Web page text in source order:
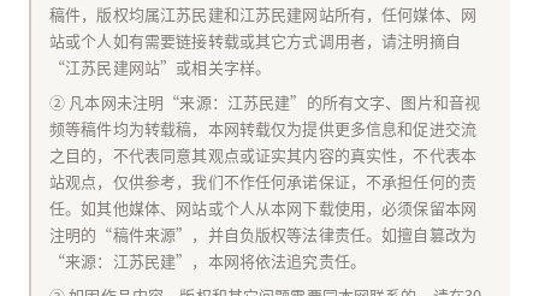
稿件，版权均属江苏民建和江苏民建网站所有，任何媒体、网
站或个人如有需要链接转载或其它方式调用者，请注明摘自
“江苏民建网站”或相关字样。
② 凡本网未注明“来源：江苏民建”的所有文字、图片和音视
频等稿件均为转载稿，本网转载仅为提供更多信息和促进交流
之目的，不代表同意其观点或证实其内容的真实性，不代表本
站观点，仅供参考，我们不作任何承诺保证，不承担任何的责
任。如其他媒体、网站或个人从本网下载使用，必须保留本网
注明的“稿件来源”，并自负版权等法律责任。如擅自篡改为
“来源：江苏民建”，本网将依法追究责任。